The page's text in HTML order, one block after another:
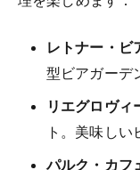
レトナー・ビ
型ビアガーデ
リエグロヴィ
ト。美味し
パルク・カフ